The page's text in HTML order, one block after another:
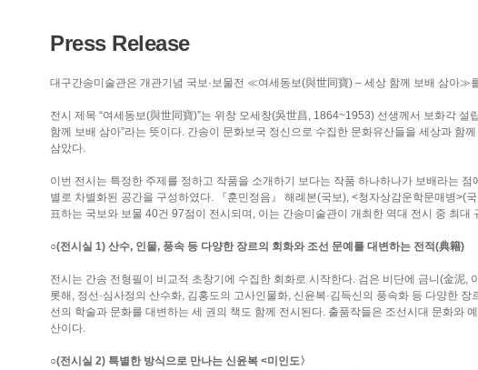
Press Release
대구간송미술관은 개관기념 국보·보물전 ≪여세동보(與世同寶) – 세상 함께 보배 삼아≫
전시 제목 “여세동보(與世同寶)”는 위창 오세창(吳世昌, 1864~1953) 선생께서 보화각
함께 보배 삼아”라는 뜻이다. 간송이 문화보국 정신으로 수집한 문화유산들을 세상과 함
삼았다.
이번 전시는 특정한 주제를 정하고 작품을 소개하기 보다는 작품 하나하나가 보배라는
별로 차별화된 공간을 구성하였다. 『훈민정음』 해례본(국보), <청자상감운학문매병>(
표하는 국보와 보물 40건 97점이 전시되며, 이는 간송미술관이 개최한 역대 전시 중 최대
○(전시실 1) 산수, 인물, 풍속 등 다양한 장르의 회화와 조선 문예를 대변하는 전적(典籍)
전시는 간송 전형필이 비교적 초창기에 수집한 회화로 시작한다. 검은 비단에 금니(金泥,
롯해, 정선·심사정의 산수화, 김홍도의 고사인물화, 신윤복·김득신의 풍속화 등 다양한
선의 학술과 문화를 대변하는 세 권의 책도 함께 전시된다. 출품작들은 조선시대 문화와
산이다.
○(전시실 2) 특별한 방식으로 만나는 신윤복 <미인도〉